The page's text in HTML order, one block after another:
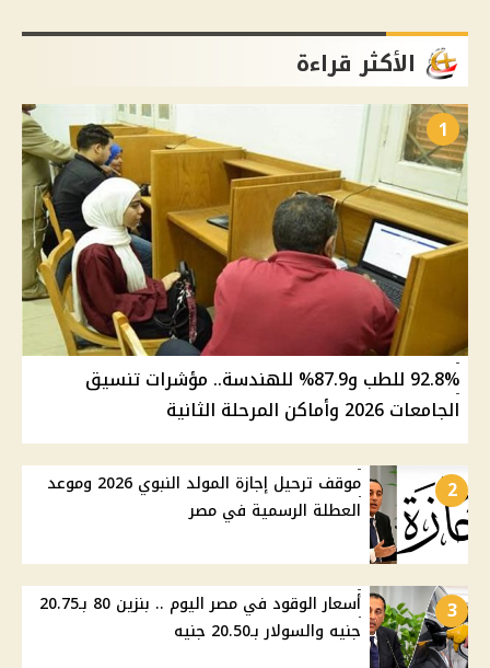
الأكثر قراءة
1
92.8% للطب و87.9% للهندسة.. مؤشرات تنسيق
الجامعات 2026 وأماكن المرحلة الثانية
2
موقف ترحيل إجازة المولد النبوي 2026 وموعد
العطلة الرسمية في مصر
3
أسعار الوقود في مصر اليوم .. بنزين 80 بـ20.75
جنيه والسولار بـ20.50 جنيه